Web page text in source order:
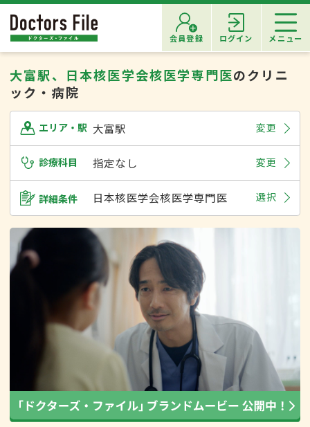
会員登録 ログイン メニュー
大富駅、日本核医学会核医学専門医のクリニ
ック・病院
エリア・駅 大富駅 変更
診療科目 指定なし 変更
詳細条件 日本核医学会核医学専門医 選択